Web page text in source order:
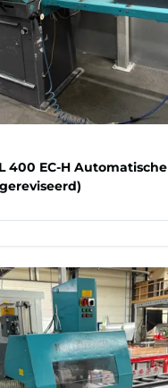
400 EC-H Automatische